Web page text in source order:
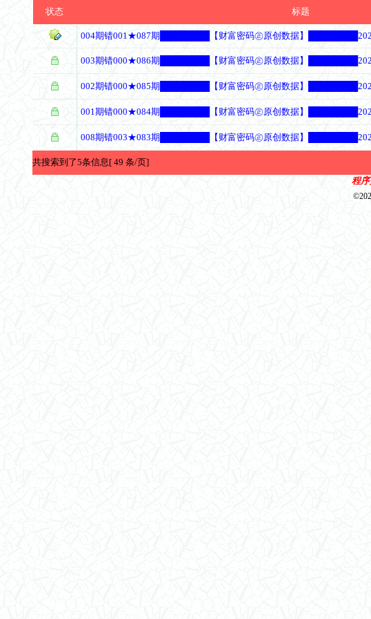
状态 标题
004期错001★087期████████【财富密码㊣原创数据】
003期错000★086期████████【财富密码㊣原创数据】
002期错000★085期████████【财富密码㊣原创数据】
001期错000★084期████████【财富密码㊣原创数据】
008期错003★083期████████【财富密码㊣原创数据】
共搜索到了5条信息[ 49 条/页]
程